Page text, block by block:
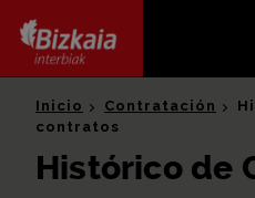
Inicio Contratación
contratos
Histórico de